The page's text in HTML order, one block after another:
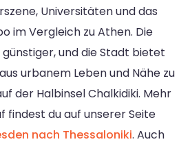
Universitäten und das
im Vergleich zu Athen. Die
und die Stadt bietet
urbanem Leben und Nähe zu
der Halbinsel Chalkidiki. Mehr
findest du auf unserer Seite
nach Thessaloniki. Auch